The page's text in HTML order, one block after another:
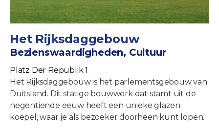
Het Rijksdaggebouw
Bezienswaardigheden, Cultuur
Platz Der Republik 1
Het Rijksdaggebouw is het parlementsgebouw van
Duitsland. Dit statige bouwwerk dat stamt uit de
negentiende eeuw heeft een unieke glazen
koepel, waar je als bezoeker doorheen kunt lopen.